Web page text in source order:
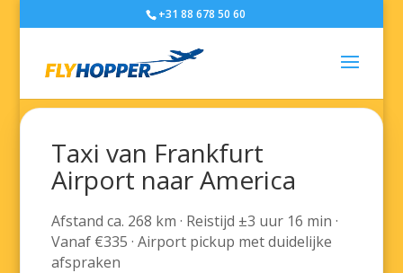
+31 88 678 50 60
Taxi van Frankfurt
Airport naar America
Afstand ca. 268 km · Reistijd ±3 uur 16 min ·
Vanaf €335 · Airport pickup met duidelijke
afspraken